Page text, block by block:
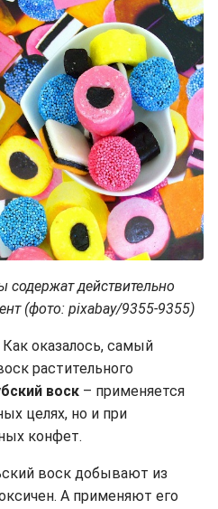
действительно
(фото: pixabay/9355-9355)
оказалось, самый
растительного
воск – применяется
целях, но и при
конфет.
воск добывают из
А применяют его